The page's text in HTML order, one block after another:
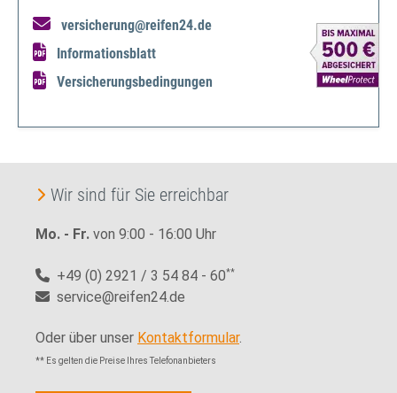
versicherung@reifen24.de
Informationsblatt
Versicherungsbedingungen
Wir sind für Sie erreichbar
Mo. - Fr. von 9:00 - 16:00 Uhr
+49 (0) 2921 / 3 54 84 - 60**
service@reifen24.de
Oder über unser Kontaktformular.
** Es gelten die Preise Ihres Telefonanbieters